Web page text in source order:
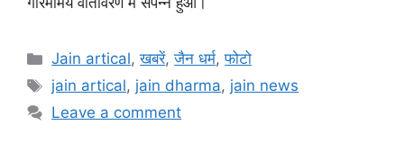
Categories
Jain artical,खबरें,जैन धर्म,फोटो
Tags
jain artical, jain dharma, jain news
Leave a comment